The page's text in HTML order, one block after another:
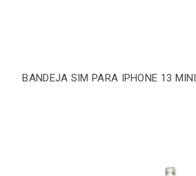
BANDEJA SIM PARA IPHONE 13 MINI